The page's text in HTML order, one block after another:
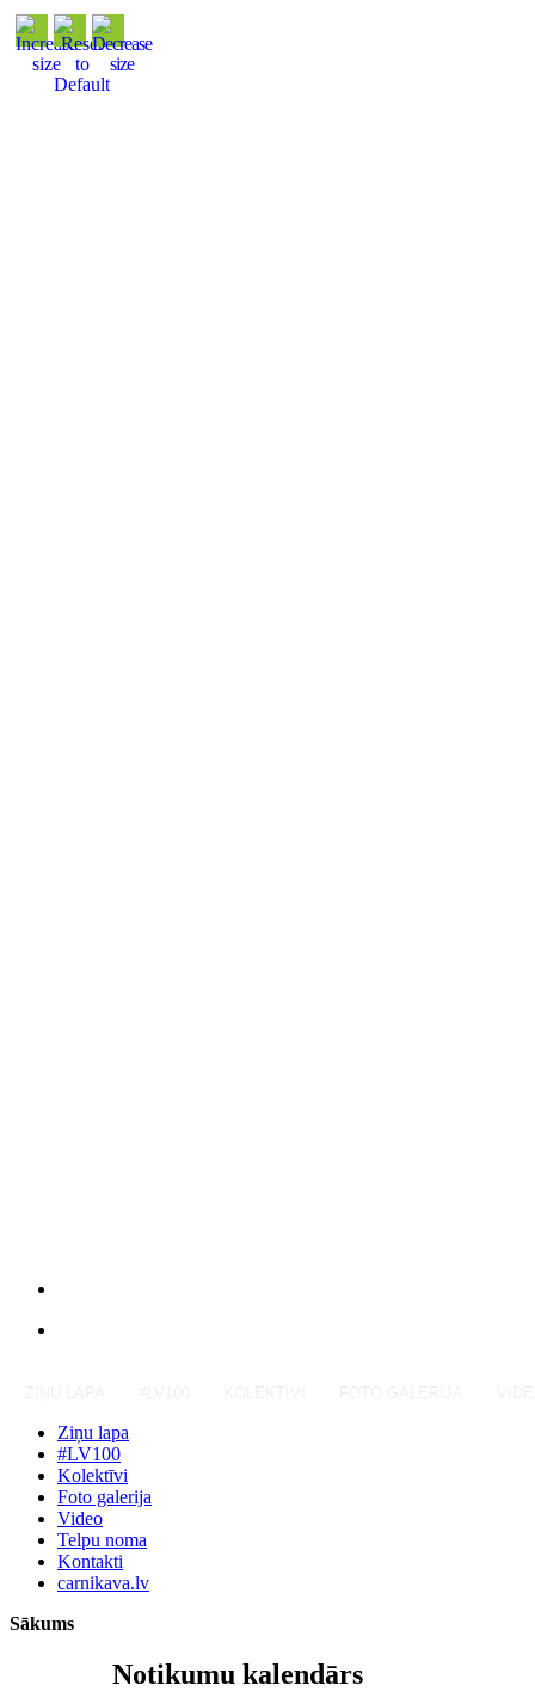
Ziņu lapa
#LV100
Kolektīvi
Foto galerija
Video
Telpu noma
Kontakti
carnikava.lv
Sākums
Notikumu kalendārs